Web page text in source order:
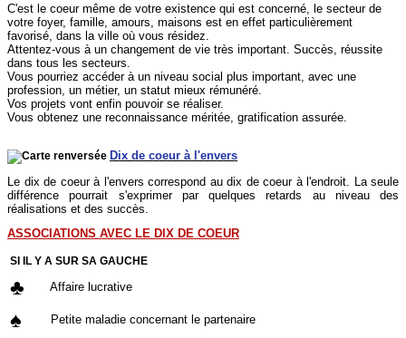
C'est le coeur même de votre existence qui est concerné, le secteur de
votre foyer, famille, amours, maisons est en effet particulièrement
favorisé, dans la ville où vous résidez.
Attentez-vous à un changement de vie très important. Succès, réussite
dans tous les secteurs.
Vous pourriez accéder à un niveau social plus important, avec une
profession, un métier, un statut mieux rémunéré.
Vos projets vont enfin pouvoir se réaliser.
Vous obtenez une reconnaissance méritée, gratification assurée.
Dix de coeur à l'envers
Le dix de coeur à l'envers correspond au dix de coeur à l'endroit. La seule
différence pourrait s'exprimer par quelques retards au niveau des
réalisations et des succès.
ASSOCIATIONS AVEC LE DIX DE COEUR
SI IL Y A SUR SA GAUCHE
♣ Affaire lucrative
♠ Petite maladie concernant le partenaire